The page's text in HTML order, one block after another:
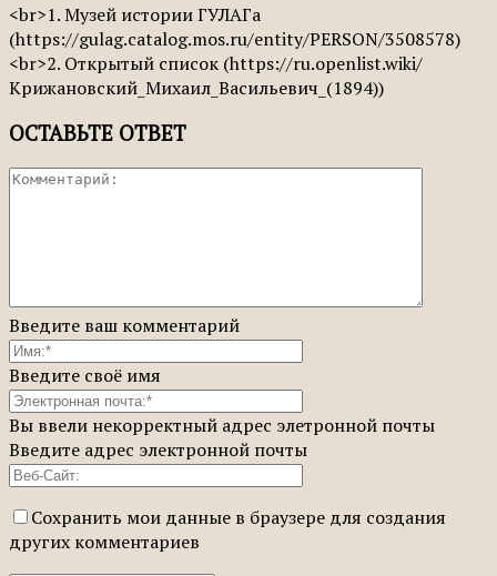
<br>1. Музей истории ГУЛАГа
(https://gulag.catalog.mos.ru/entity/PERSON/3508578)
<br>2. Открытый список (https://ru.openlist.wiki/
Крижановский_Михаил_Васильевич_(1894))
ОСТАВЬТЕ ОТВЕТ
Введите ваш комментарий
Введите своё имя
Вы ввели некорректный адрес элетронной почты
Введите адрес электронной почты
Сохранить мои данные в браузере для создания
других комментариев